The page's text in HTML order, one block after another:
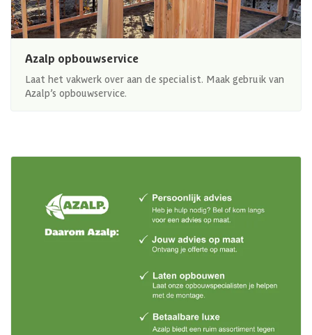
Azalp opbouwservice
Laat het vakwerk over aan de specialist. Maak gebruik van
Azalp’s opbouwservice.